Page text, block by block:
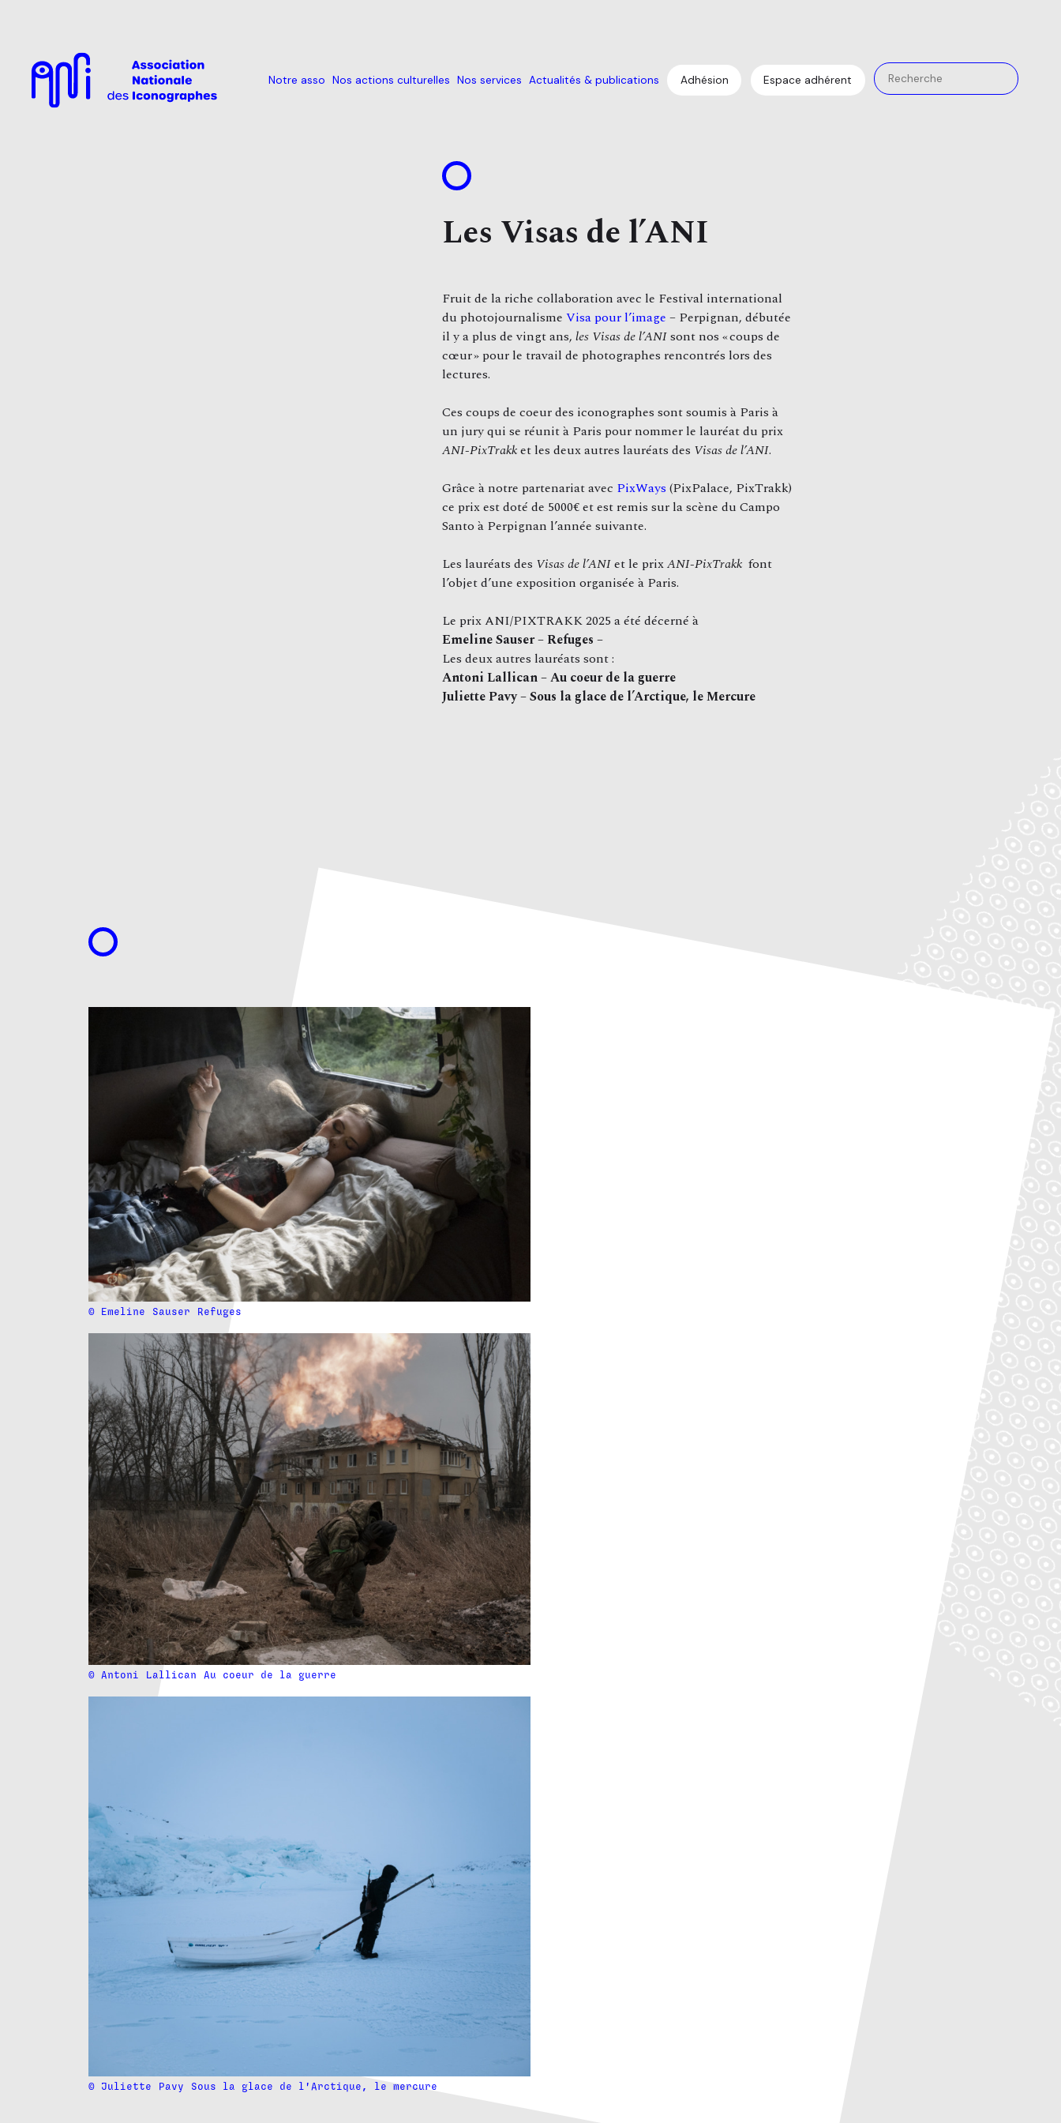
Notre asso Nos actions culturelles Nos services Actualités & publications Adhésion Espace adhérent
Les Visas de l’ANI
Fruit de la riche collaboration avec le Festival international
du photojournalisme Visa pour l’image – Perpignan, débutée
il y a plus de vingt ans, les Visas de l’ANIsont nos « coups de
cœur » pour le travail de photographes rencontrés lors des
lectures.
Ces coups de coeur des iconographes sont soumis à Paris à
un jury qui se réunit à Paris pour nommer le lauréat du prix
ANI-PixTrakket les deux autres lauréats des Visas de l’ANI.
Grâce à notre partenariat avec PixWays (PixPalace, PixTrakk)
ce prix est doté de 5000€ et est remis sur la scène du Campo
Santo à Perpignan l’année suivante.
Les lauréats des Visas de l’ANIet le prixANI-PixTrakk font
l’objet d’une exposition organisée à Paris.
Le prix ANI/PIXTRAKK 2025 a été décerné à
Emeline Sauser – Refuges –
Les deux autres lauréats sont :
Antoni Lallican – Au coeur de la guerre
Juliette Pavy – Sous la glace de l’Arctique, le Mercure
© Emeline Sauser Refuges
© Antoni Lallican Au coeur de la guerre
© Juliette Pavy Sous la glace de l'Arctique, le mercure